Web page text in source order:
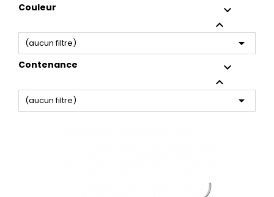
Couleur


(aucun filtre) 
Contenance


(aucun filtre) 